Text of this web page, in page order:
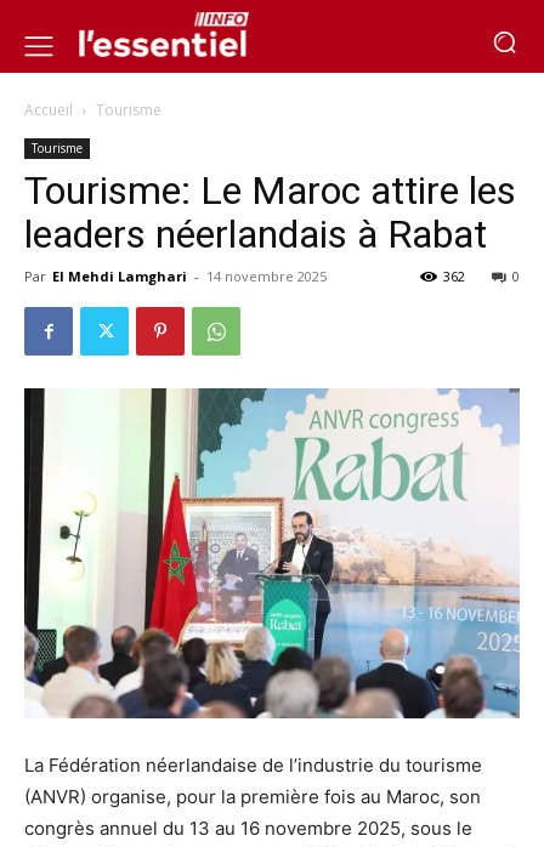
Accueil Tourisme
Tourisme
Tourisme: Le Maroc attire les
leaders néerlandais à Rabat
Par El Mehdi Lamghari - 14 novembre 2025 0
362
La Fédération néerlandaise de l’industrie du tourisme
(ANVR) organise, pour la première fois au Maroc, son
congrès annuel du 13 au 16 novembre 2025, sous le